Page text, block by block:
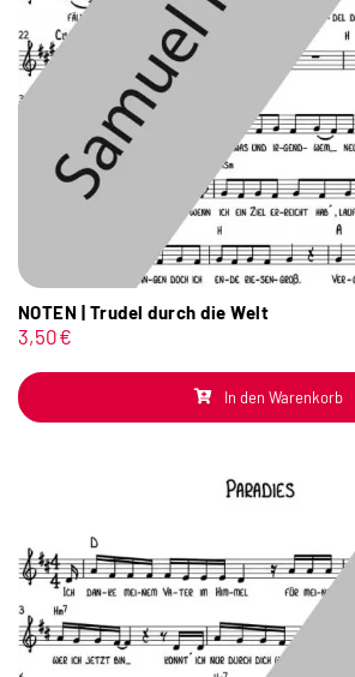
NOTEN | Trudel durch die Welt
3,50€
In den Warenkorb